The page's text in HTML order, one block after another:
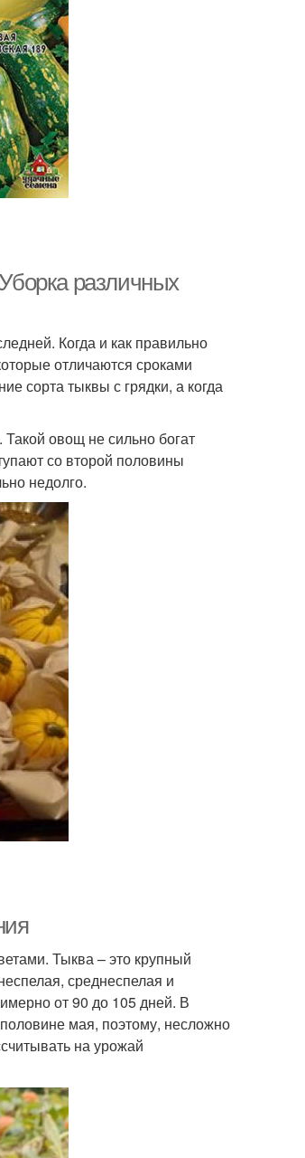
различных
Когда и как правильно
отличаются сроками
сорта тыквы с грядки, а когда
овощ не сильно богат
со второй половины
недолго.
Тыква – это крупный
среднеспелая и
от 90 до 105 дней. В
мая, поэтому, несложно
на урожай